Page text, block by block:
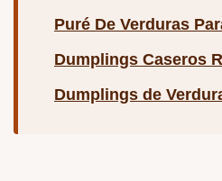
Puré De Verduras
Dumplings Caseros
Dumplings de